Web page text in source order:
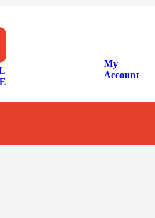
My
Account